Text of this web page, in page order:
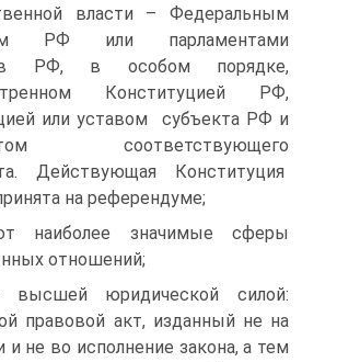
власти – Федеральным
РФ или парламентами
РФ, в особом порядке,
Конституцией РФ,
или уставом субъекта РФ и
соответствующего
Действующая Конституция
на референдуме;
наиболее значимые сферы
отношений;
высшей юридической силой:
правовой акт, изданный не на
и не во исполнение закона, а тем